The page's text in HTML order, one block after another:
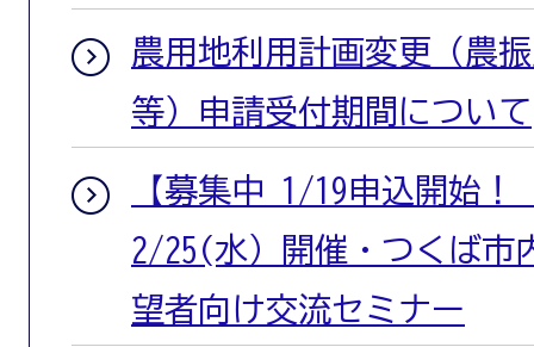
農用地利用計画変更（農
等）申請受付期間について
【募集中 1/19申込開始！
2/25(水）開催・つくば市
望者向け交流セミナー